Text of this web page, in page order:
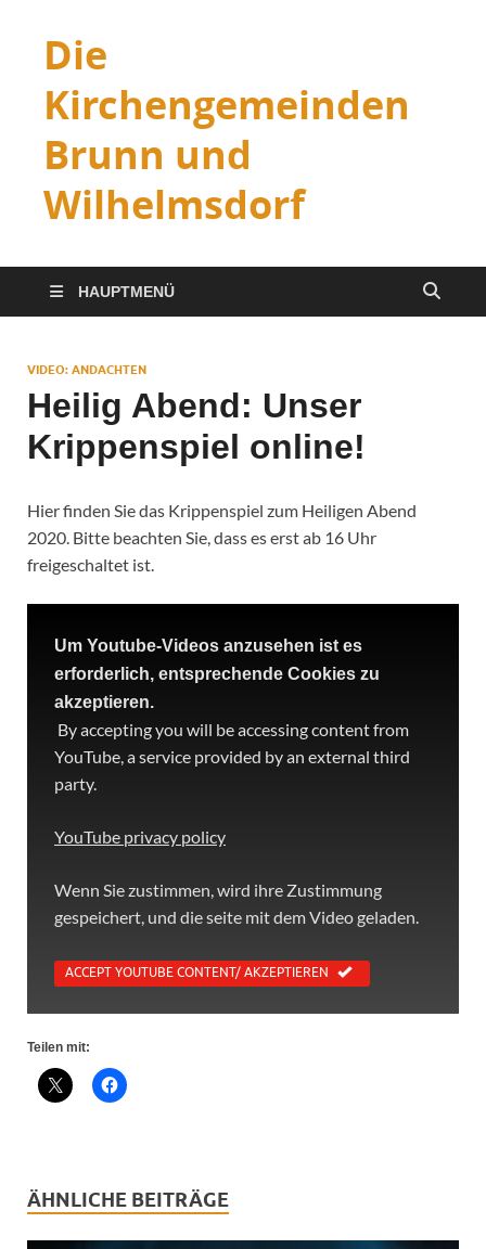
Die
Kirchengemeinden
Brunn und
Wilhelmsdorf
HAUPTMENÜ
VIDEO: ANDACHTEN
Heilig Abend: Unser
Krippenspiel online!
Hier finden Sie das Krippenspiel zum Heiligen Abend
2020. Bitte beachten Sie, dass es erst ab 16 Uhr
freigeschaltet ist.
Um Youtube-Videos anzusehen ist es
erforderlich, entsprechende Cookies zu
akzeptieren.
By accepting you will be accessing content from
YouTube, a service provided by an external third
party.
YouTube privacy policy
Wenn Sie zustimmen, wird ihre Zustimmung
gespeichert, und die seite mit dem Video geladen.
ACCEPT YOUTUBE CONTENT/ AKZEPTIEREN
Teilen mit:
ÄHNLICHE BEITRÄGE